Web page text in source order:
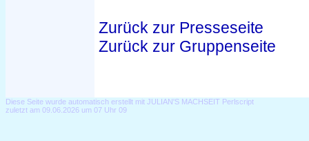
Zurück zur Presseseite
Zurück zur Gruppenseite
Diese Seite wurde automatisch erstellt mit JULIAN'S MACHSEIT Perlscript
zuletzt am 09.06.2026 um 07 Uhr 09